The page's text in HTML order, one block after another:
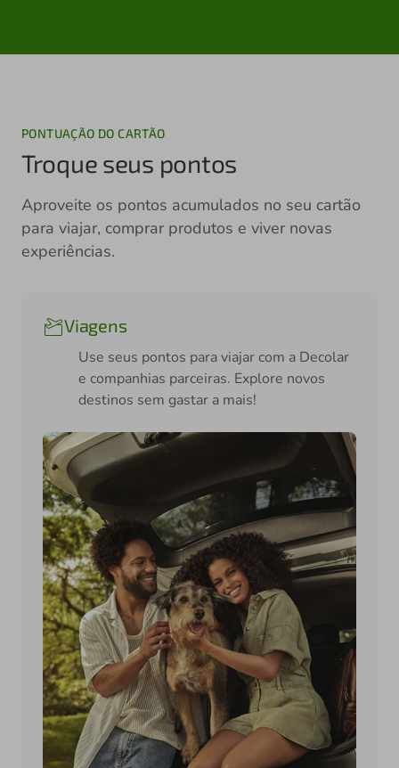
PONTUAÇÃO DO CARTÃO
Troque seus pontos
Aproveite os pontos acumulados no seu cartão
para viajar, comprar produtos e viver novas
experiências.
Viagens
Use seus pontos para viajar com a Decolar
e companhias parceiras. Explore novos
destinos sem gastar a mais!